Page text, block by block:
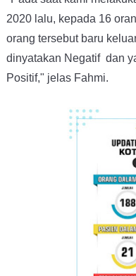
2020 lalu, kepada 16
orang tersebut baru
dinyatakan Negatif dan
Positif," jelas Fahmi.